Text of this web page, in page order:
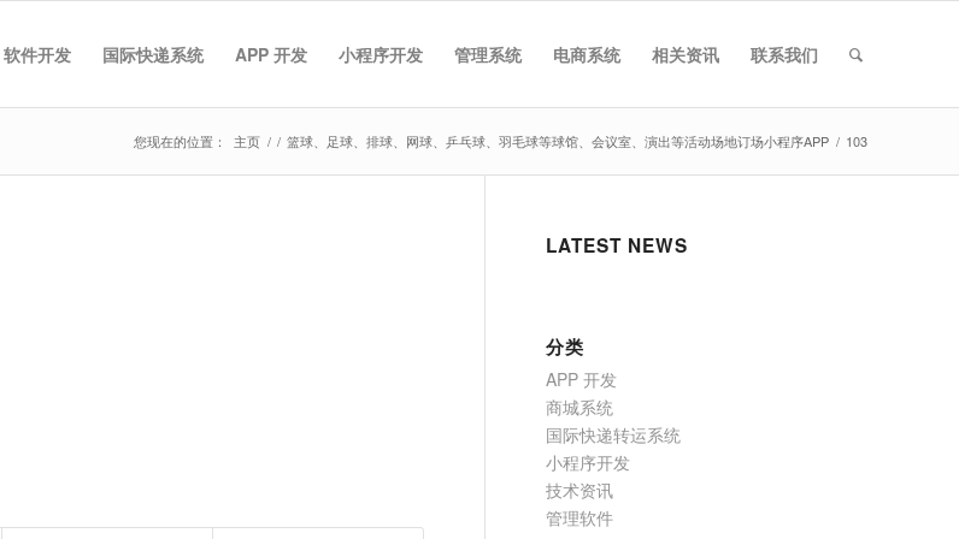
软件开发 国际快递系统 APP 开发 小程序开发 管理系统 电商系统 相关资讯 联系我们
您现在的位置： 主页 / / 篮球、足球、排球、网球、乒乓球、羽毛球等球馆、会议室、演出等活动场地订场小程序APP / 103
LATEST NEWS
分类
APP 开发
商城系统
国际快递转运系统
小程序开发
技术资讯
管理软件